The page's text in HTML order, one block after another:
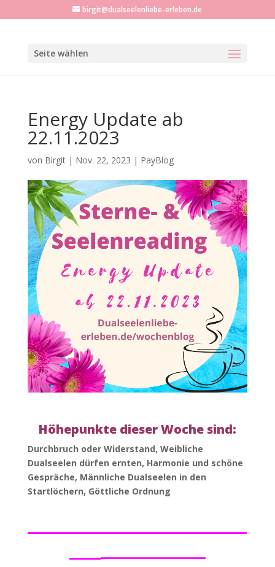
birgit@dualseelenliebe-erleben.de
Seite wählen
Energy Update ab
22.11.2023
von Birgit| Nov. 22, 2023 | PayBlog
Höhepunkte dieser Woche sind:
Durchbruch oder Widerstand, Weibliche
Dualseelen dürfen ernten, Harmonie und schöne
Gespräche, Männliche Dualseelen in den
Startlöchern, Göttliche Ordnung
____________